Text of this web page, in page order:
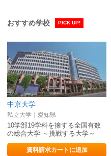
おすすめ学校 PICK UP!
中京大学
私立大学｜愛知県
10学部19学科を擁する全国有数
の総合大学 ～挑戦する大学～
資料請求カートに追加